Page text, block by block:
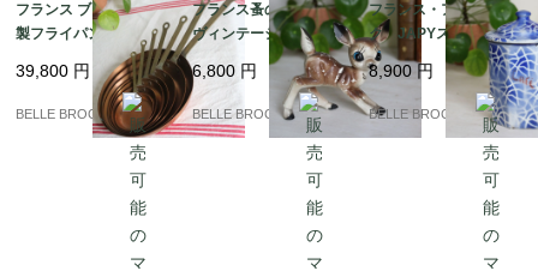
フランス ブロカント 銅
製フライパン 7点セッ
ト 蚤の市 銅鍋 コッパ
ーパン｜フランス発送
（到着まで2-3週間）
39,800 円
BELLE BROCANTE
フランス蚤の市 50-60s
ヴィンテージ 小鹿のフ
ィギュリン バンビ 置物
レトロ｜フランス発送
（到着まで2-3週間）
6,800 円
BELLE BROCANTE
フランス・アンティー
ク JAPYスタイル ホ
ーローキャニスター "C
afé" ブルー＆ホワイト
幾何学模様（1920-30
年代頃）｜フランス発
送（到着まで2-3週間）
8,900 円
BELLE BROCANTE